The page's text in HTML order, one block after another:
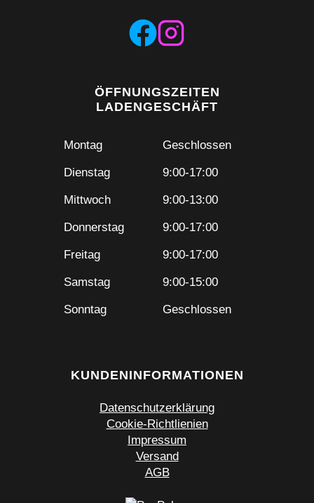
ÖFFNUNGSZEITEN
LADENGESCHÄFT
Montag Geschlossen
Dienstag 9:00-17:00
Mittwoch 9:00-13:00
Donnerstag 9:00-17:00
Freitag 9:00-17:00
Samstag 9:00-15:00
Sonntag Geschlossen
KUNDENINFORMATIONEN
Datenschutzerklärung
Cookie-Richtlienien
Impressum
Versand
AGB